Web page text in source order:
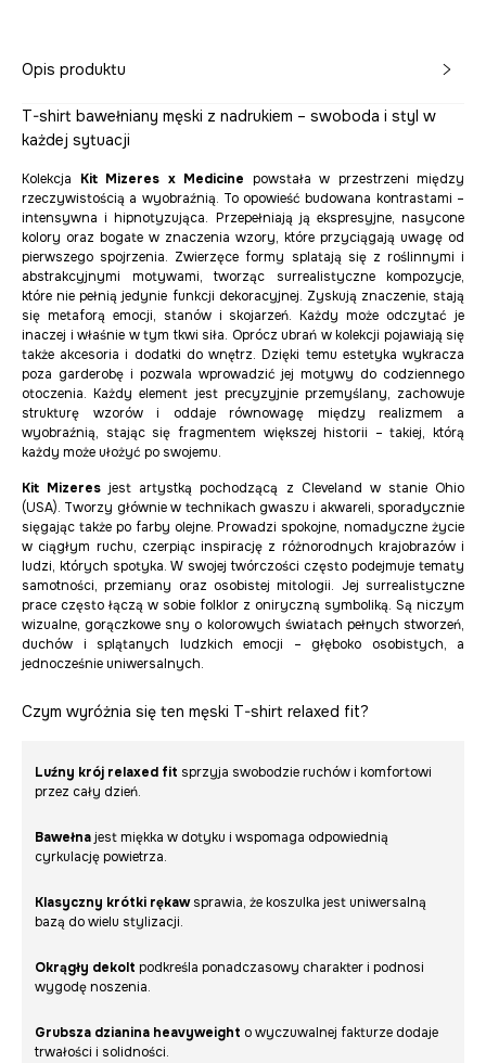
Opis produktu
T-shirt bawełniany męski z nadrukiem – swoboda i styl w
każdej sytuacji
Kolekcja Kit Mizeres x Medicine powstała w przestrzeni między
rzeczywistością a wyobraźnią. To opowieść budowana kontrastami –
intensywna i hipnotyzująca. Przepełniają ją ekspresyjne, nasycone
kolory oraz bogate w znaczenia wzory, które przyciągają uwagę od
pierwszego spojrzenia. Zwierzęce formy splatają się z roślinnymi i
abstrakcyjnymi motywami, tworząc surrealistyczne kompozycje,
które nie pełnią jedynie funkcji dekoracyjnej. Zyskują znaczenie, stają
się metaforą emocji, stanów i skojarzeń. Każdy może odczytać je
inaczej i właśnie w tym tkwi siła. Oprócz ubrań w kolekcji pojawiają się
także akcesoria i dodatki do wnętrz. Dzięki temu estetyka wykracza
poza garderobę i pozwala wprowadzić jej motywy do codziennego
otoczenia. Każdy element jest precyzyjnie przemyślany, zachowuje
strukturę wzorów i oddaje równowagę między realizmem a
wyobraźnią, stając się fragmentem większej historii – takiej, którą
każdy może ułożyć po swojemu.
Kit Mizeres jest artystką pochodzącą z Cleveland w stanie Ohio
(USA). Tworzy głównie w technikach gwaszu i akwareli, sporadycznie
sięgając także po farby olejne. Prowadzi spokojne, nomadyczne życie
w ciągłym ruchu, czerpiąc inspirację z różnorodnych krajobrazów i
ludzi, których spotyka. W swojej twórczości często podejmuje tematy
samotności, przemiany oraz osobistej mitologii. Jej surrealistyczne
prace często łączą w sobie folklor z oniryczną symboliką. Są niczym
wizualne, gorączkowe sny o kolorowych światach pełnych stworzeń,
duchów i splątanych ludzkich emocji – głęboko osobistych, a
jednocześnie uniwersalnych.
Czym wyróżnia się ten męski T-shirt relaxed fit?
Luźny krój relaxed fit sprzyja swobodzie ruchów i komfortowi
przez cały dzień.
Bawełnajest miękka w dotyku i wspomaga odpowiednią
cyrkulację powietrza.
Klasyczny krótki rękawsprawia, że koszulka jest uniwersalną
bazą do wielu stylizacji.
Okrągły dekolt podkreśla ponadczasowy charakter i podnosi
wygodę noszenia.
Grubsza dzianina heavyweight o wyczuwalnej fakturze dodaje
trwałości i solidności.